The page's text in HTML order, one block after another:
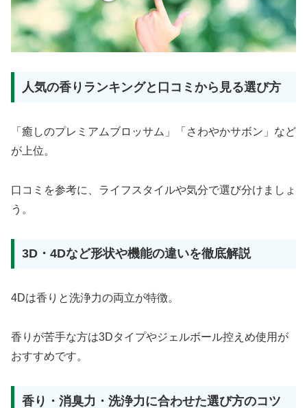
人気の香りランキングと口コミから見る選び方
「癒しのプレミアムブロッサム」「さわやかサボン」など
が上位。
口コミを参考に、ライフスタイルや気分で選び分けましょ
う。
3D・4Dなど形状や機能の違いを徹底解説
4Dは香りと洗浄力の両立が特徴。
香りが苦手な方は3Dタイプやジェルボール控えめ使用が
おすすめです。
香り・消臭力・洗浄力に合わせた選び方のコツ